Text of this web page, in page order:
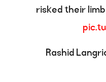
risked their